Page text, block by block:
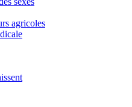
agricoles